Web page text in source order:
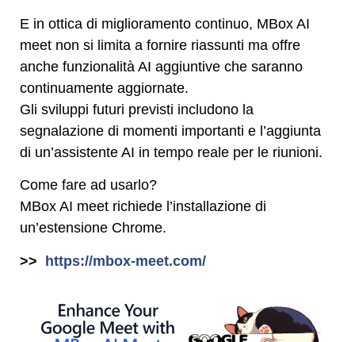
E in ottica di miglioramento continuo, MBox AI
meet non si limita a fornire riassunti ma offre
anche funzionalità AI aggiuntive che saranno
continuamente aggiornate.
Gli sviluppi futuri previsti includono la
segnalazione di momenti importanti e l’aggiunta
di un’assistente AI in tempo reale per le riunioni.
Come fare ad usarlo?
MBox AI meet richiede l’installazione di
un’estensione Chrome.
>> https://mbox-meet.com/